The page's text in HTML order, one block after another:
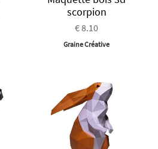
scorpion
€ 8.10
Graine Créative